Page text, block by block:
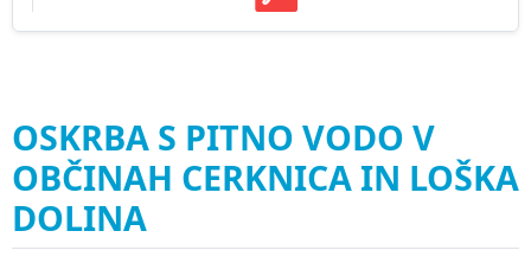
OSKRBA S PITNO VODO V
OBČINAH CERKNICA IN LOŠKA
DOLINA